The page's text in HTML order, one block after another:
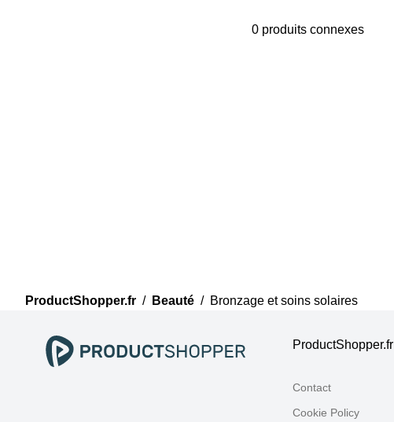
0 produits connexes
ProductShopper.fr / Beauté / Bronzage et soins solaires
ProductShopper.fr
Contact
Cookie Policy